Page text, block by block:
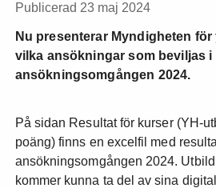
Publicerad 23 maj 2024
Nu presenterar Myndigheten
vilka ansökningar som beviljas i
ansökningsomgången 2024.
På sidan Resultat för kurser (YH-
poäng) finns en excelfil med
ansökningsomgången 2024.
kommer kunna ta del av sina